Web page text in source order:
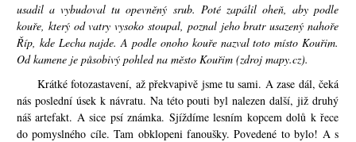
usadil a vybudoval tu opevněný srub. Poté zapálil oheň, aby podle
kouře, který od vatry vysoko stoupal, poznal jeho bratr usazený nahoře
Říp, kde Lecha najde. A podle onoho kouře nazval toto místo Kouřim.
Od kamene je působivý pohled na město Kouřim (zdroj mapy.cz).
Krátké fotozastavení, až překvapivě jsme tu sami. A zase dál, čeká
nás poslední úsek k návratu. Na této pouti byl nalezen další, již druhý
náš artefakt. A sice psí známka. Sjíždíme lesním kopcem dolů k řece
do pomyslného cíle. Tam obklopeni fanoušky. Povedené to bylo! A s